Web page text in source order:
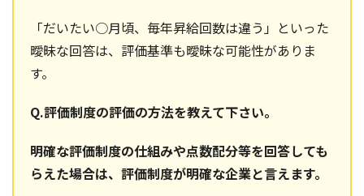
「だいたい○月頃、毎年昇給回数は違う」といった
曖昧な回答は、評価基準も曖昧な可能性がありま
す。
Q.評価制度の評価の方法を教えて下さい。
明確な評価制度の仕組みや点数配分等を回答しても
らえた場合は、評価制度が明確な企業と言えます。